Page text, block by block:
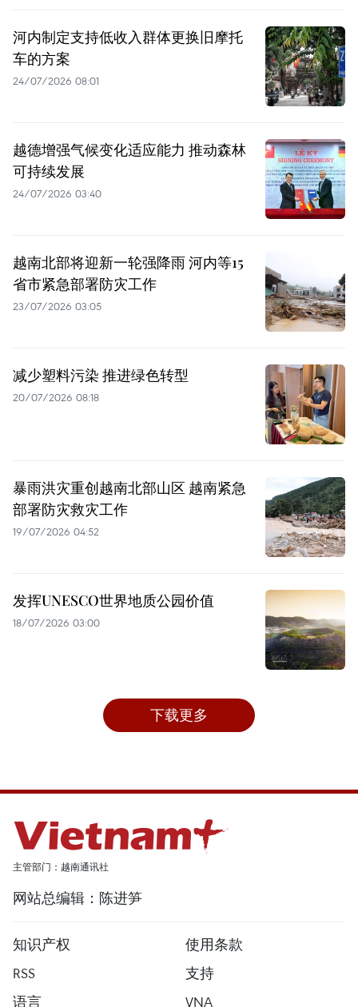
河内制定支持低收入群体更换旧摩托
车的方案
24/07/2026 08:01
越德增强气候变化适应能力 推动森林
可持续发展
24/07/2026 03:40
越南北部将迎新一轮强降雨 河内等15
省市紧急部署防灾工作
23/07/2026 03:05
减少塑料污染 推进绿色转型
20/07/2026 08:18
暴雨洪灾重创越南北部山区 越南紧急
部署防灾救灾工作
19/07/2026 04:52
发挥UNESCO世界地质公园价值
18/07/2026 03:00
下载更多
主管部门：越南通讯社
网站总编辑：陈进笋
知识产权
使用条款
RSS
支持
语言
VNA